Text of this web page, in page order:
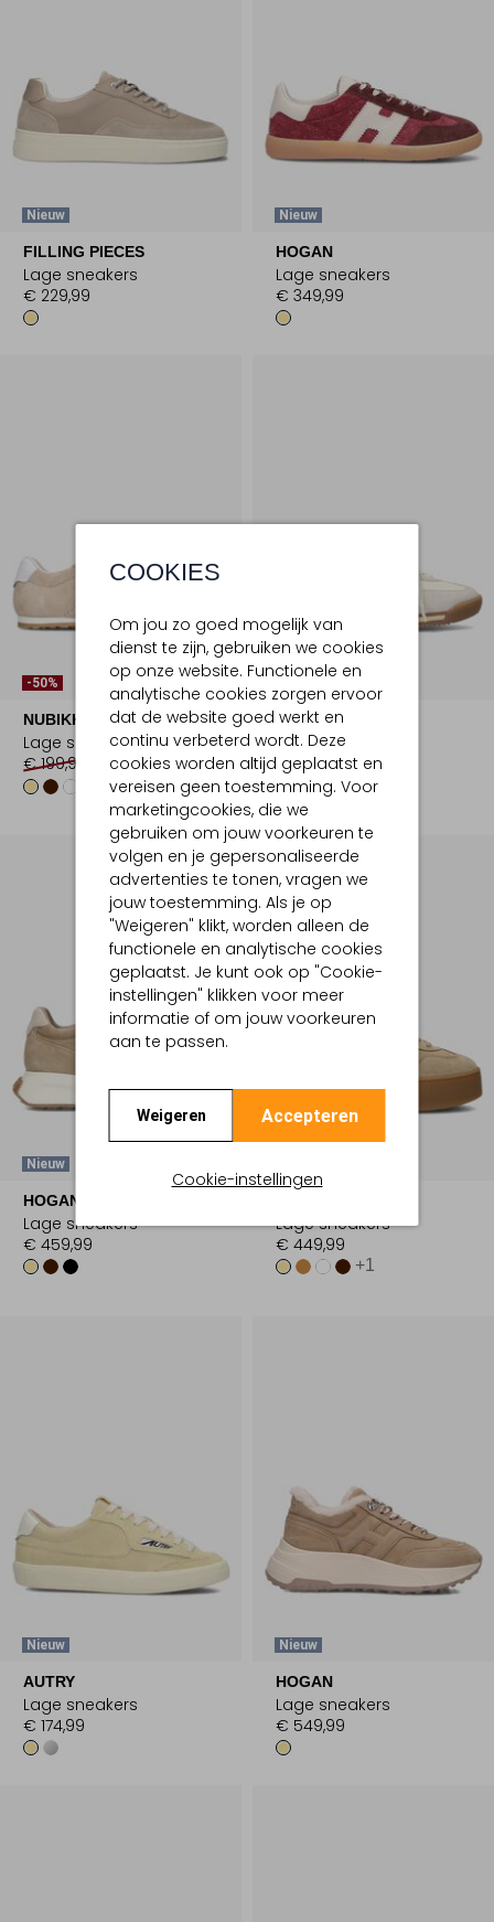
COOKIES
Om jou zo goed mogelijk van
dienst te zijn, gebruiken we cookies
op onze website. Functionele en
analytische cookies zorgen ervoor
dat de website goed werkt en
continu verbeterd wordt. Deze
cookies worden altijd geplaatst en
vereisen geen toestemming. Voor
marketingcookies, die we
gebruiken om jouw voorkeuren te
volgen en je gepersonaliseerde
advertenties te tonen, vragen we
jouw toestemming. Als je op
"Weigeren" klikt, worden alleen de
functionele en analytische cookies
geplaatst. Je kunt ook op "Cookie-
instellingen" klikken voor meer
informatie of om jouw voorkeuren
aan te passen.
Weigeren Accepteren
Cookie-instellingen
Nieuw
FILLING PIECES
Lage sneakers
€ 229,99
Nieuw
HOGAN
Lage sneakers
€ 349,99
-50%
NUBIKK
Lage sneakers
€ 199,99
€ 99,99
+3
STEFANO LAURAN
Lage sneakers
€ 149,99 € 74,99
Nieuw
HOGAN
Lage sneakers
€ 459,99
Lage sneakers
€ 449,99
+1
Nieuw
AUTRY
Lage sneakers
€ 174,99
Nieuw
HOGAN
Lage sneakers
€ 549,99